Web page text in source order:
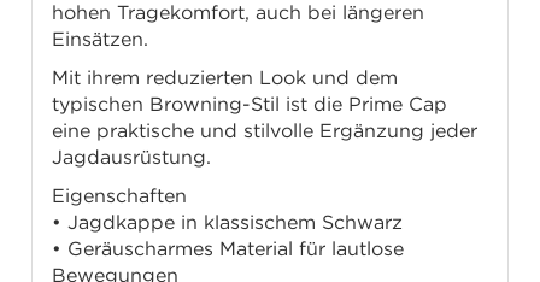
hohen Tragekomfort, auch bei längeren
Einsätzen.
Mit ihrem reduzierten Look und dem
typischen Browning-Stil ist die Prime Cap
eine praktische und stilvolle Ergänzung jeder
Jagdausrüstung.
Eigenschaften
• Jagdkappe in klassischem Schwarz
• Geräuscharmes Material für lautlose
Bewegungen